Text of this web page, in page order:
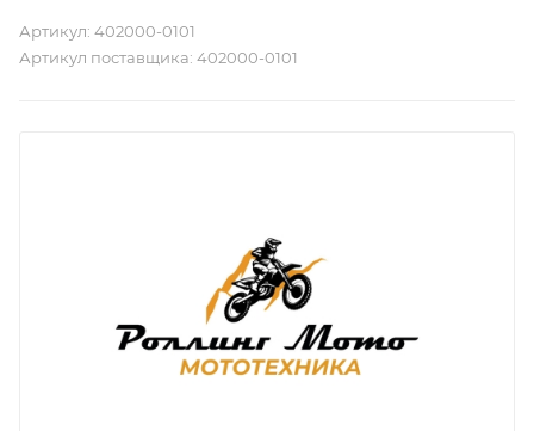
Артикул: 402000-0101
Артикул поставщика: 402000-0101